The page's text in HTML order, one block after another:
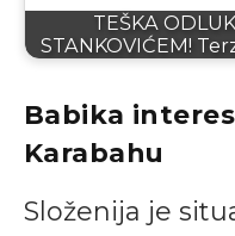
TEŠKA
STANKOVIĆEM!
Babika
Karabahu
Složenija je